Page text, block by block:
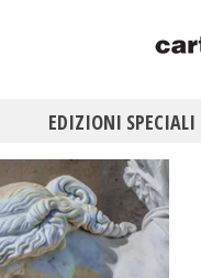
EDIZIONI SPECIALI